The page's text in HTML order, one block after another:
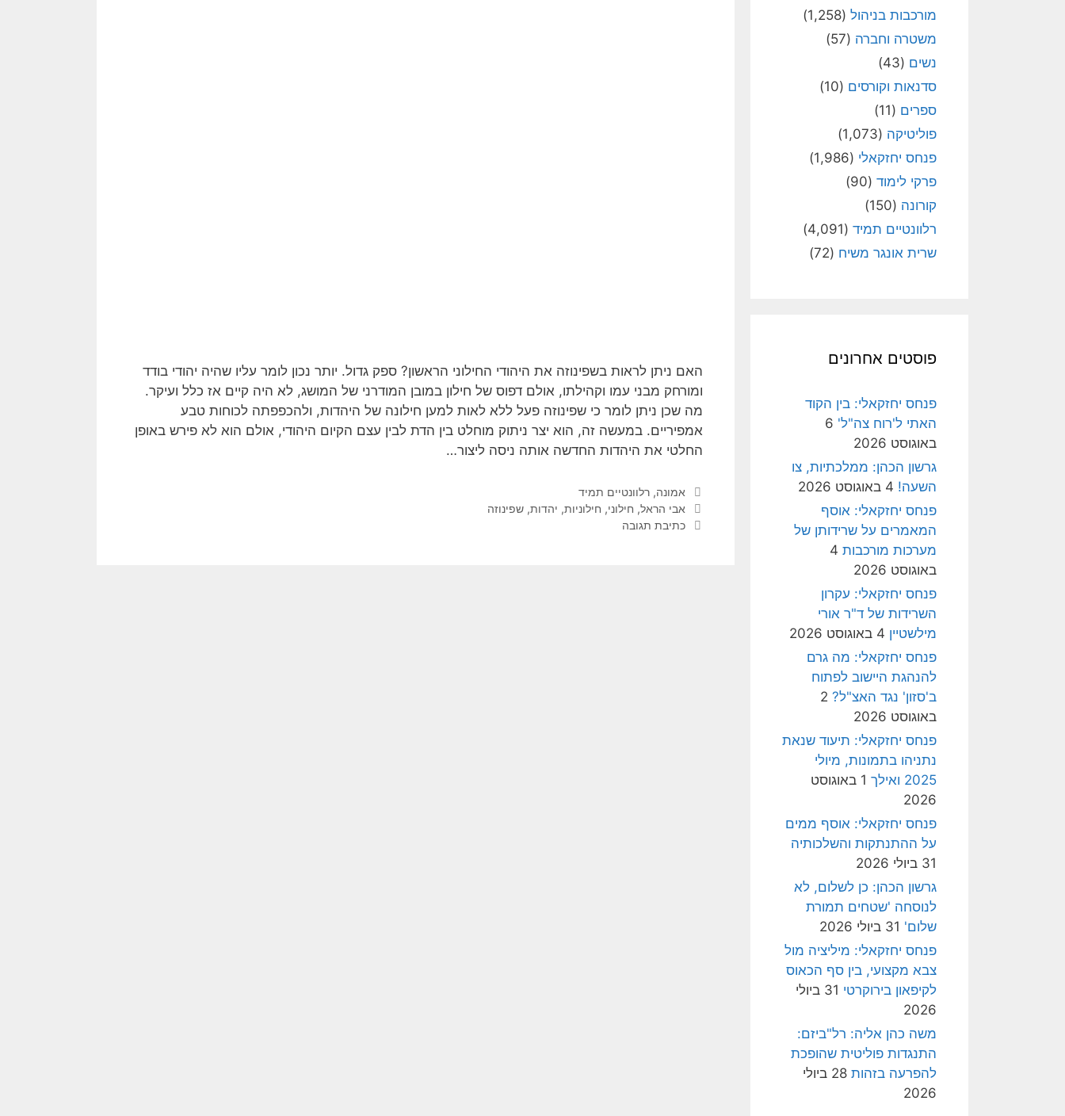
האם ניתן לראות בשפינוזה את היהודי החילוני הראשון? ספק גדול. יותר נכון לומר עליו שהיה יהודי בודד
ומורחק מבני עמו וקהילתו, אולם דפוס של חילון במובן המודרני של המושג, לא היה קיים אז כלל ועיקר.
מה שכן ניתן לומר כי שפינוזה פעל ללא לאות למען חילונה של היהדות, ולהכפפתה לכוחות טבע
אמפיריים. במעשה זה, הוא יצר ניתוק מוחלט בין הדת לבין עצם הקיום היהודי, אולם הוא לא פירש באופן
החלטי את היהדות החדשה אותה ניסה ליצור…
קטגוריות
אמונה, רלוונטיים תמיד
תגיות
אבי הראל, חילוני, חילוניות, יהדות, שפינוזה
כתיבת תגובה
מורכבות בניהול (1,258)
משטרה וחברה (57)
נשים (43)
סדנאות וקורסים (10)
ספרים (11)
פוליטיקה (1,073)
פנחס יחזקאלי (1,986)
פרקי לימוד (90)
קורונה (150)
רלוונטיים תמיד (4,091)
שרית אונגר משיח (72)
פוסטים אחרונים
פנחס יחזקאלי: בין הקוד
האתי ל'רוח צה"ל' 6
באוגוסט 2026
גרשון הכהן: ממלכתיות, צו
השעה! 4 באוגוסט 2026
פנחס יחזקאלי: אוסף
המאמרים על שרידותן של
מערכות מורכבות 4
באוגוסט 2026
פנחס יחזקאלי: עקרון
השרידות של ד"ר אורי
מילשטיין 4 באוגוסט 2026
פנחס יחזקאלי: מה גרם
להנהגת היישוב לפתוח
ב'סזון' נגד האצ"ל? 2
באוגוסט 2026
פנחס יחזקאלי: תיעוד שנאת
נתניהו בתמונות, מיולי
2025 ואילך
1 באוגוסט
2026
פנחס יחזקאלי: אוסף ממים
על ההתנתקות והשלכותיה
31 ביולי 2026
גרשון הכהן: כן לשלום, לא
לנוסחה 'שטחים תמורת
שלום' 31 ביולי 2026
פנחס יחזקאלי: מיליציה מול
צבא מקצועי, בין סף הכאוס
לקיפאון בירוקרטי
31 ביולי
2026
משה כהן אליה: רל"ביזם:
התנגדות פוליטית שהופכת
להפרעה בזהות
28 ביולי
2026